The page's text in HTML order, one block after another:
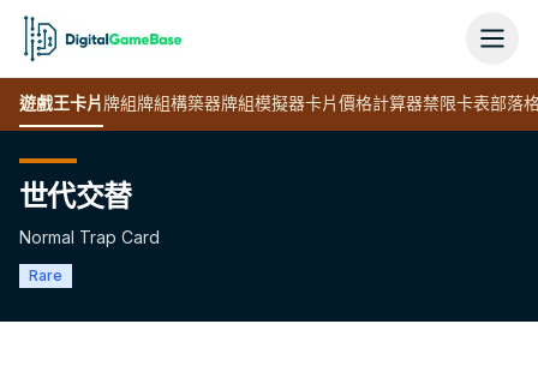
遊戲王卡片牌組牌組構築器牌組模擬器卡片價格計算器禁限卡表部落
世代交替
Normal Trap Card
Rare